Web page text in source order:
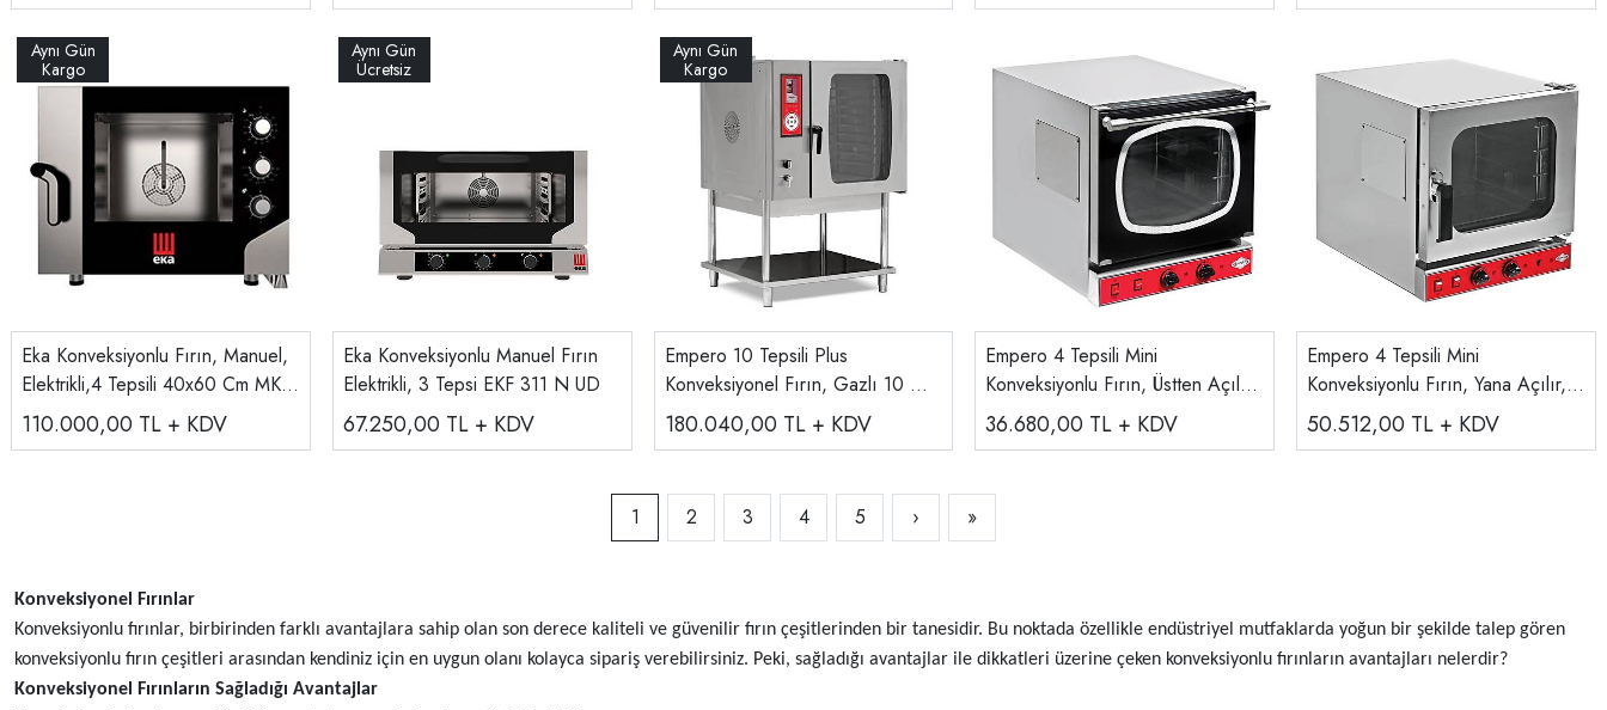
Eka Konveksiyonlu Fırın, Manuel,
Elektrikli,4 Tepsili 40x60 Cm MKF
464S
110.000,00 TL + KDV
Eka Konveksiyonlu Manuel Fırın
Elektrikli, 3 Tepsi EKF 311 N UD
67.250,00 TL + KDV
Empero 10 Tepsili Plus
Konveksiyonel Fırın, Gazlı 10 GN
1/1
180.040,00 TL + KDV
Empero 4 Tepsili Mini
Konveksiyonlu Fırın, Üstten Açılır,
Elektrikli EMP.PFE423-U
36.680,00 TL + KDV
Empero 4 Tepsili Mini
Konveksiyonlu Fırın, Yana Açılır,
Elektrikli EMP.PFE423-Y
50.512,00 TL + KDV
1 2 3 4 5 › »
Konveksiyonel Fırınlar
Konveksiyonlu fırınlar, birbirinden farklı avantajlara sahip olan son derece kaliteli ve güvenilir fırın çeşitlerinden bir tanesidir. Bu noktada özellikle endüstriyel mutfaklarda yoğun bir şekilde talep gören
konveksiyonlu fırın çeşitleri arasından kendiniz için en uygun olanı kolayca sipariş verebilirsiniz. Peki, sağladığı avantajlar ile dikkatleri üzerine çeken konveksiyonlu fırınların avantajları nelerdir?
Konveksiyonel Fırınların Sağladığı Avantajlar